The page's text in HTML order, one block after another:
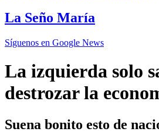
La Seño María
Síguenos en Google News
La izquierda solo
destrozar la
Suena bonito esto de